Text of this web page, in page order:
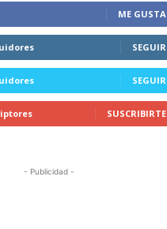
ME GUSTA
SEGUIR
SEGUIR
SUSCRIBIRTE
- Publicidad -